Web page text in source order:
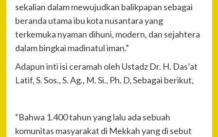
sekalian dalam mewujudkan balikpapan sebagai
beranda utama ibu kota nusantara yang
terkemuka nyaman dihuni, modern, dan sejahtera
dalam bingkai madinatul iman.”
Adapun inti isi ceramah oleh Ustadz Dr. H. Das’at
Latif, S. Sos., S. Ag., M. Si., Ph. D, Sebagai berikut,
“Bahwa 1.400 tahun yang lalu ada sebuah
komunitas masyarakat di Mekkah yang di sebut